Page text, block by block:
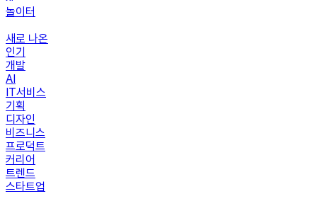
놀이터
새로 나온
인기
개발
AI
IT서비스
기획
디자인
비즈니스
프로덕트
커리어
트렌드
스타트업